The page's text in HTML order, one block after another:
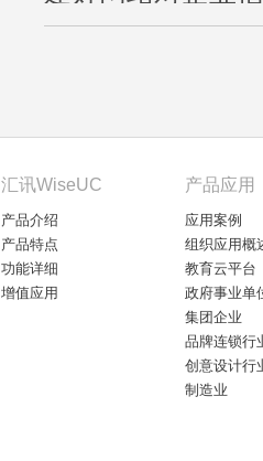
汇讯WiseUC
产品介绍
产品特点
功能详细
增值应用
产品应用
应用案例
组织应用概
教育云平台
政府事业单
集团企业
品牌连锁行
创意设计行
制造业